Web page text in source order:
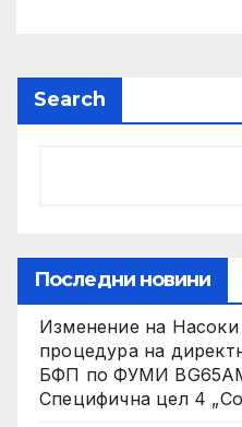
Search
Последни новини
Изменение на
процедура на
БФП по ФУМИ
Специфична цел 4